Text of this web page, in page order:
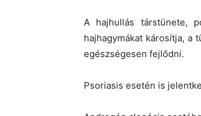
A hajhullás társtünete,
hajhagymákat károsítja, a
egészségesen fejlődni.
Psoriasis esetén is